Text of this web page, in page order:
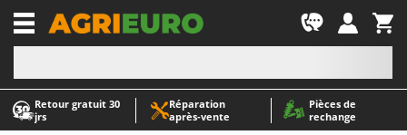
Retour gratuit 30
jrs
Réparation
après‑vente
Pièces de
rechange
-1
A
Abris de jardin
A